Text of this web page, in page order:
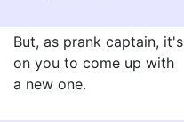
But, as prank captain, it's
on you to come up with
a new one.